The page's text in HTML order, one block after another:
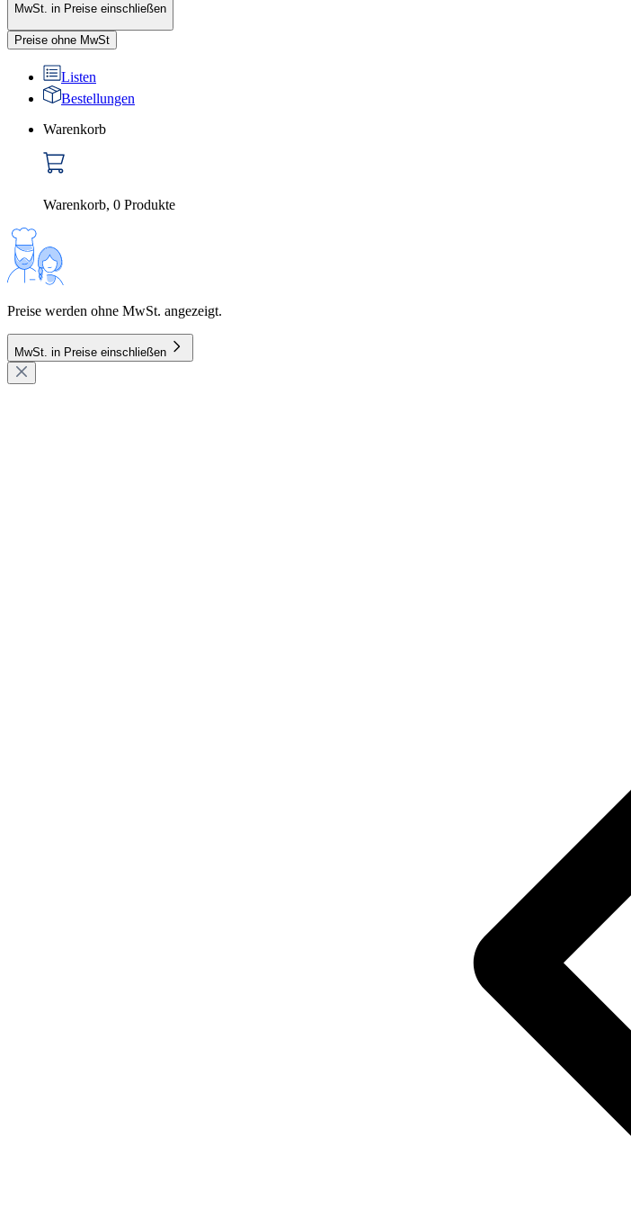
MwSt. in Preise einschließen
Preise ohne MwSt
Listen
Bestellungen
Warenkorb
Warenkorb, 0 Produkte
Preise werden ohne MwSt. angezeigt.
MwSt. in Preise einschließen